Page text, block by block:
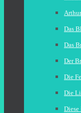
Das
Das
Der
Die
Die
Diese